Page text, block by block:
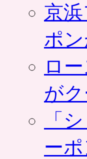
京
ポ
ロ
が
「
ー